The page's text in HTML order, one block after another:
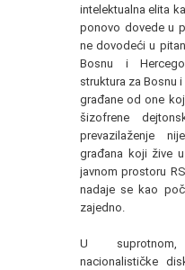
intelektualna elita
ponovo dovede u
ne dovodeći u
Bosnu i
struktura za Bosnu
građane od one
šizofrene
prevazilaženje
građana koji žive
javnom prostoru
nadaje se kao
zajedno.
U
nacionalističke